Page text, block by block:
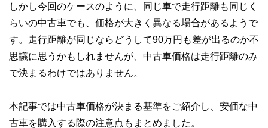
しかし今回のケースのように、同じ車で走行距離も同じく
らいの中古車でも、価格が大きく異なる場合があるようで
す。走行距離が同じならどうして90万円も差が出るのか不
思議に思うかもしれませんが、中古車価格は走行距離のみ
で決まるわけではありません。
本記事では中古車価格が決まる基準をご紹介し、安価な中
古車を購入する際の注意点もまとめました。